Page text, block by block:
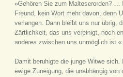
»Gehören Sie zum Malteserorden? …
Freund, kein Wort mehr davon, denn
verlangen. Dann bleibt uns nur übrig,
Zärtlichkeit, das uns vereinigt, noch
anderes zwischen uns unmöglich ist.«
Damit beruhigte die junge Witwe
ewige Zuneigung, die unabhängig von